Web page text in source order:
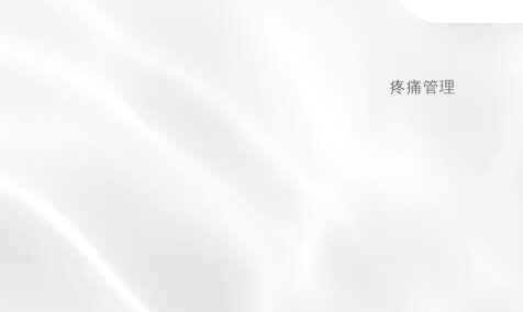
疼痛管理